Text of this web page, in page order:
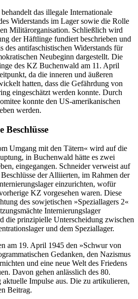
das illegale Internationale
Widerstands im Lager sowie die Rolle
Militärorganisation. Schließlich wird
der Häftlinge fundiert beschrieben und
des antifaschistischen Widerstands für
Neubeginn dargestellt. Die
des KZ Buchenwald am 11. April
da die inneren und äußeren
hatten, dass die Gefährdung von
eingeschätzt werden konnte. Durch
konnte den US-amerikanischen
werden.
Beschlüsse
Umgang mit den Tätern« wird auf die
in Buchenwald hätte es zwei
eingegangen. Schneider verweist auf
der Alliierten, im Rahmen der
einzurichten, wofür
KZ vorgesehen waren. Diese
des sowjetischen »Speziallagers 2«
Internierungslager
die prinzipielle Unterscheidung zwischen
und dem Speziallager.
am 19. April 1945 den »Schwur von
Gedanken, den Nazismus
und eine neue Welt des Friedens
Davon gehen anlässlich des 80.
aktuelle Impulse aus. Die zu artikulieren,
Beitrag.